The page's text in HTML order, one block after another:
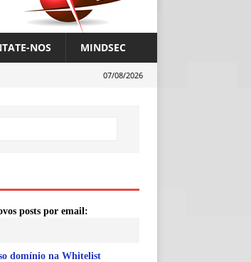
NOS MINDSEC
07/08/2026
posts por email:
domínio na Whitelist